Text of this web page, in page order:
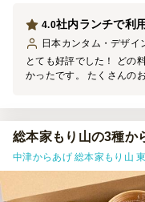
社内ランチで利
4.0
日本カンタム・デザイ
とても好評でした！ どの
かったです。 たくさんの
総本家もり山の3種か
中津からあげ 総本家もり山